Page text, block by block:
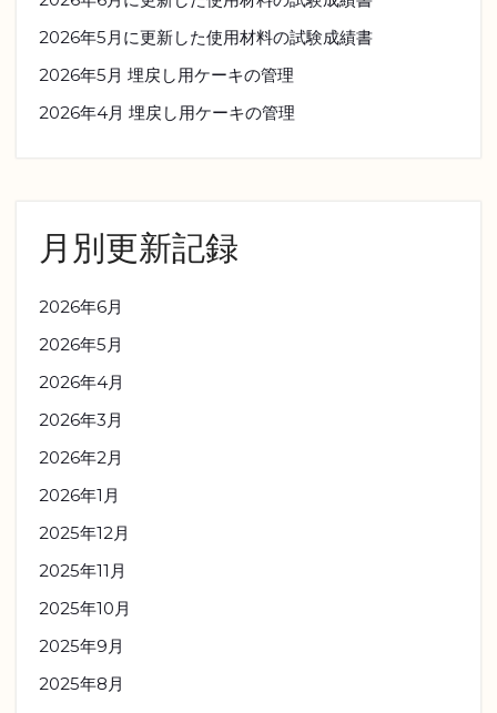
2026年5月に更新した使用材料の試験成績書
2026年5月 埋戻し用ケーキの管理
2026年4月 埋戻し用ケーキの管理
月別更新記録
2026年6月
2026年5月
2026年4月
2026年3月
2026年2月
2026年1月
2025年12月
2025年11月
2025年10月
2025年9月
2025年8月